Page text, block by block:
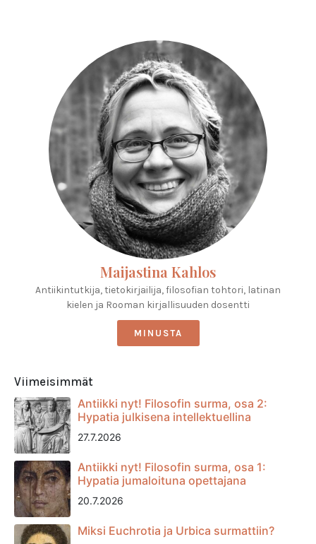
Maijastina Kahlos
Antiikintutkija, tietokirjailija, filosofian tohtori, latinan
kielen ja Rooman kirjallisuuden dosentti
MINUSTA
Viimeisimmät
Antiikki nyt! Filosofin surma, osa 2:
Hypatia julkisena intellektuellina
27.7.2026
Antiikki nyt! Filosofin surma, osa 1:
Hypatia jumaloituna opettajana
20.7.2026
Miksi Euchrotia ja Urbica surmattiin?